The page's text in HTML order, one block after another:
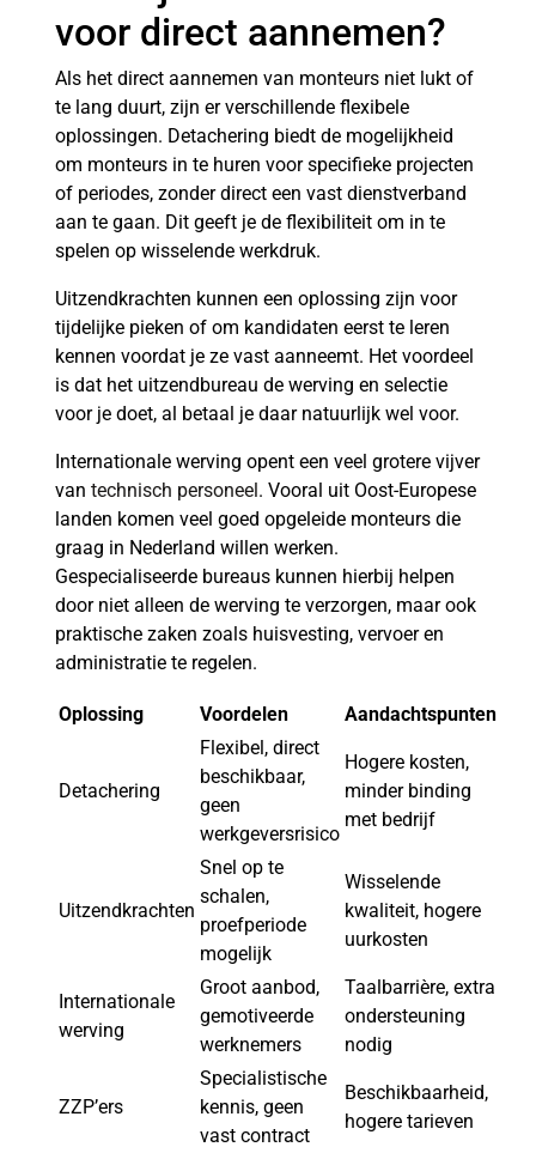
voor direct aannemen?
Als het direct aannemen van monteurs niet lukt of
te lang duurt, zijn er verschillende flexibele
oplossingen. Detachering biedt de mogelijkheid
om monteurs in te huren voor specifieke projecten
of periodes, zonder direct een vast dienstverband
aan te gaan. Dit geeft je de flexibiliteit om in te
spelen op wisselende werkdruk.
Uitzendkrachten kunnen een oplossing zijn voor
tijdelijke pieken of om kandidaten eerst te leren
kennen voordat je ze vast aanneemt. Het voordeel
is dat het uitzendbureau de werving en selectie
voor je doet, al betaal je daar natuurlijk wel voor.
Internationale werving opent een veel grotere vijver
van technisch personeel. Vooral uit Oost-Europese
landen komen veel goed opgeleide monteurs die
graag in Nederland willen werken.
Gespecialiseerde bureaus kunnen hierbij helpen
door niet alleen de werving te verzorgen, maar ook
praktische zaken zoals huisvesting, vervoer en
administratie te regelen.
Oplossing Voordelen Aandachtspunten
Detachering
Flexibel, direct
beschikbaar,
geen
werkgeversrisico
Hogere kosten,
minder binding
met bedrijf
Uitzendkrachten
Snel op te
schalen,
proefperiode
mogelijk
Wisselende
kwaliteit, hogere
uurkosten
Internationale
werving
Groot aanbod,
gemotiveerde
werknemers
Taalbarrière, extra
ondersteuning
nodig
ZZP’ers
Specialistische
kennis, geen
vast contract
Beschikbaarheid,
hogere tarieven